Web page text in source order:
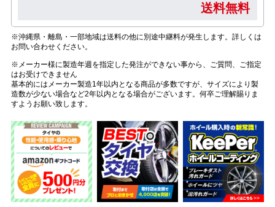
送料無料
※沖縄県・離島・一部地域は送料の他に別途中継料が発生します。詳しくは
お問い合わせください。
※メーカー様に製造年週を指定した発注ができない事から、ご質問、ご指定
はお受けできません
基本的にはメーカー製造1年以内となる商品が多数ですが、サイズにより製
造数が少ない場合など2年以内となる場合がございます。何卒ご理解賜りま
すようお願い致します。